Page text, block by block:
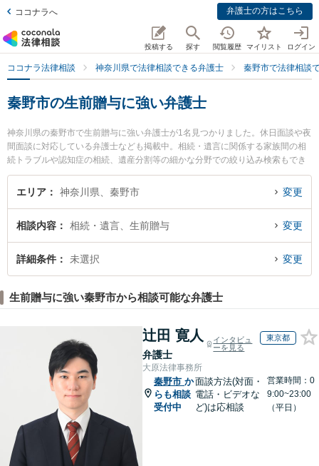
ココナラへ 弁護士の方はこちら
投稿する 探す 閲覧履歴 マイリスト ログイン
ココナラ法律相談 神奈川県で法律相談できる弁護士 秦野市で法律相談
秦野市の生前贈与に強い弁護士
神奈川県の秦野市で生前贈与に強い弁護士が1名見つかりました。休日面談や夜
間面談に対応している弁護士なども掲載中。相続・遺言に関係する家族間の相
続トラブルや認知症の相続、遺産分割等の細かな分野での絞り込み検索もでき
便利です。特に谷岡法律事務所の谷岡 親秀弁護士のプロフィール情報や弁護士
費用、強みなどが注目されています。『秦野市で土日や夜間に発生した生前贈
きる秦野市内の弁護士に相談予約したい』などでお困りの相談者さんにおすす
めです。
エリア 神奈川県、秦野市 変更
相談内容 相続・遺言、生前贈与 変更
詳細条件 未選択 変更
生前贈与に強い秦野市から相談可能な弁護士
辻田 寛人
弁護士
インタビュ
ーを見る
東京都
大原法律事務所
秦野市 か
らも相談
受付中
面談方法(対面・
電話・ビデオな
ど)は応相談
営業時間：0
9:00~23:00
（平日）